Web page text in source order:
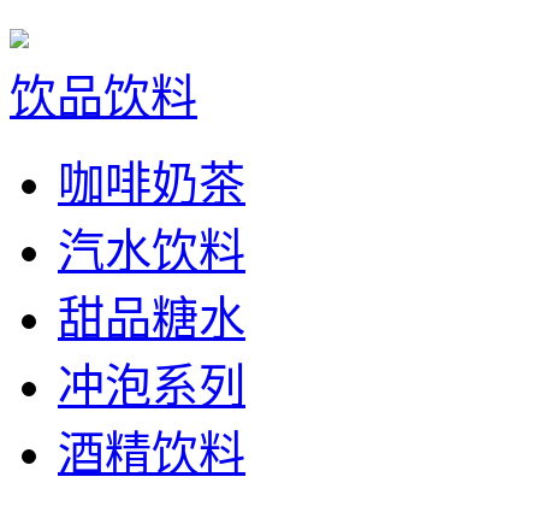
饮品饮料
咖啡奶茶
汽水饮料
甜品糖水
冲泡系列
酒精饮料